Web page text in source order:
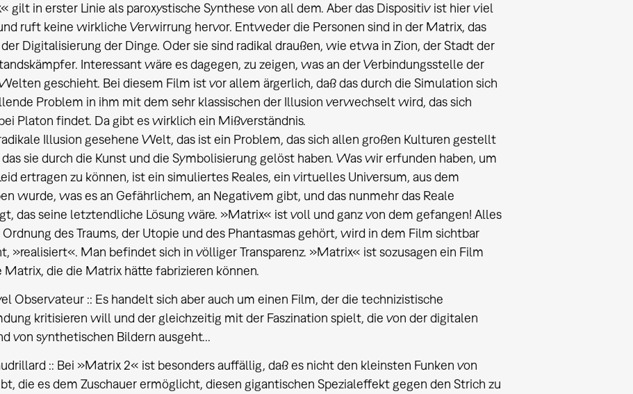
gilt in erster Linie als paroxystische Synthese von all dem. Aber das Dispositiv ist hier viel
ruft keine wirkliche Verwirrung hervor. Entweder die Personen sind in der Matrix, das
Digitalisierung der Dinge. Oder sie sind radikal draußen, wie etwa in Zion, der Stadt der
Interessant wäre es dagegen, zu zeigen, was an der Verbindungsstelle der
geschieht. Bei diesem Film ist vor allem ärgerlich, daß das durch die Simulation sich
Problem in ihm mit dem sehr klassischen der Illusion verwechselt wird, das sich
Platon findet. Da gibt es wirklich ein Mißverständnis.
Illusion gesehene Welt, das ist ein Problem, das sich allen großen Kulturen gestellt
sie durch die Kunst und die Symbolisierung gelöst haben. Was wir erfunden haben, um
ertragen zu können, ist ein simuliertes Reales, ein virtuelles Universum, aus dem
wurde, was es an Gefährlichem, an Negativem gibt, und das nunmehr das Reale
das seine letztendliche Lösung wäre. »Matrix« ist voll und ganz von dem gefangen! Alles
des Traums, der Utopie und des Phantasmas gehört, wird in dem Film sichtbar
»realisiert«. Man befindet sich in völliger Transparenz. »Matrix« ist sozusagen ein Film
Matrix, die die Matrix hätte fabrizieren können.
Observateur :: Es handelt sich aber auch um einen Film, der die technizistische
kritisieren will und der gleichzeitig mit der Faszination spielt, die von der digitalen
von synthetischen Bildern ausgeht...
:: Bei »Matrix 2« ist besonders auffällig, daß es nicht den kleinsten Funken von
die es dem Zuschauer ermöglicht, diesen gigantischen Spezialeffekt gegen den Strich zu